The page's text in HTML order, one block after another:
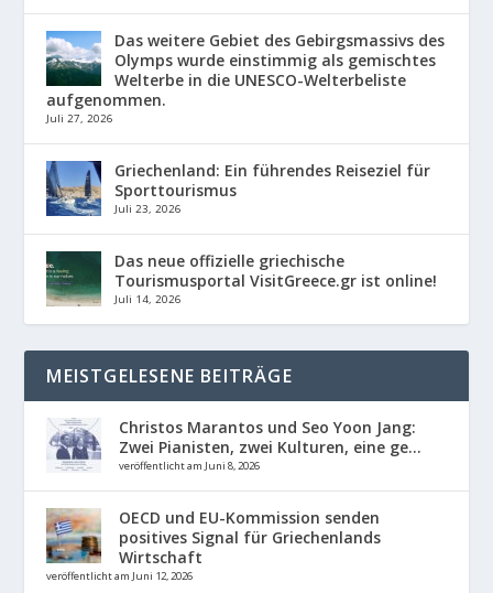
Das weitere Gebiet des Gebirgsmassivs des
Olymps wurde einstimmig als gemischtes
Welterbe in die UNESCO-Welterbeliste
aufgenommen.
Juli 27, 2026
Griechenland: Ein führendes Reiseziel für
Sporttourismus
Juli 23, 2026
Das neue offizielle griechische
Tourismusportal VisitGreece.gr ist online!
Juli 14, 2026
MEISTGELESENE BEITRÄGE
Christos Marantos und Seo Yoon Jang:
Zwei Pianisten, zwei Kulturen, eine ge...
veröffentlicht am Juni 8, 2026
OECD und EU-Kommission senden
positives Signal für Griechenlands
Wirtschaft
veröffentlicht am Juni 12, 2026